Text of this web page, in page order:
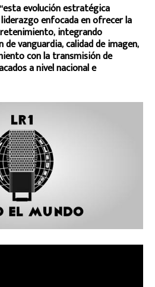
evolución estratégica
enfocada en ofrecer la
integrando
vanguardia, calidad de imagen,
con la transmisión de
a nivel nacional e